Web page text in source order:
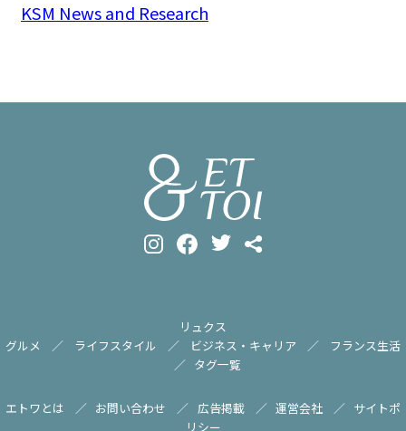
KSM News and Research
リュクス
グルメ
ライフスタイル ビジネス・キャリア
フランス生活
タグ一覧
エトワとは お問い合わせ 広告掲載 運営会社
サイトポ
リシー